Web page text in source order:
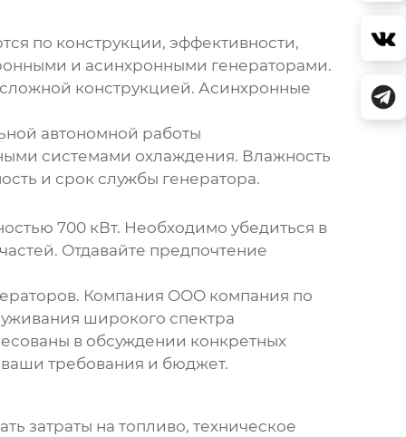
по конструкции, эффективности,
и асинхронными генераторами.
конструкцией. Асинхронные
автономной работы
системами охлаждения. Влажность
и срок службы генератора.
700 кВт. Необходимо убедиться в
Отдавайте предпочтение
Компания OOO компания по
широкого спектра
в обсуждении конкретных
требования и бюджет.
затраты на топливо, техническое